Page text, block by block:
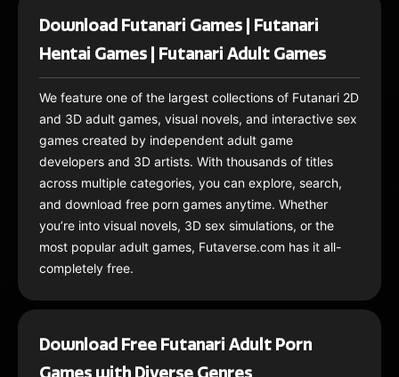
Download Futanari Games | Futanari
Hentai Games | Futanari Adult Games
We feature one of the largest collections of Futanari 2D
and 3D adult games, visual novels, and interactive sex
games created by independent adult game
developers and 3D artists. With thousands of titles
across multiple categories, you can explore, search,
and download free porn games anytime. Whether
you’re into visual novels, 3D sex simulations, or the
most popular adult games, Futaverse.com has it all-
completely free.
Download Free Futanari Adult Porn